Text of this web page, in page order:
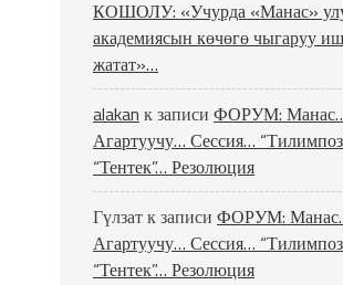
КОШОЛУ: «Учурда «Манас»
академиясын көчөгө чыгаруу
жатат»…
alakan к записи ФОРУМ:
Агартуучу… Сессия…
“Тентек”… Резолюция
Гүлзатк записи ФОРУМ:
Агартуучу… Сессия…
“Тентек”… Резолюция